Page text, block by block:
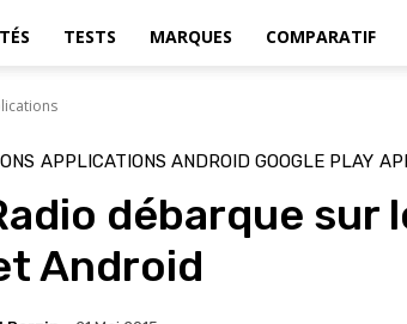
TESTS MARQUES COMPARATIF
APPLICATIONS ANDROID GOOGLE PLAY
débarque sur
Android